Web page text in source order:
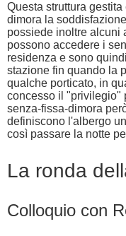
Questa struttura
dimora la
possiede inoltre alcuni
possono accedere i
residenza e sono
stazione fin quando la
qualche porticato, in
concesso il "privilegio"
senza-fissa-dimora
definiscono l'albergo
così passare la notte
La ronda
Colloquio con